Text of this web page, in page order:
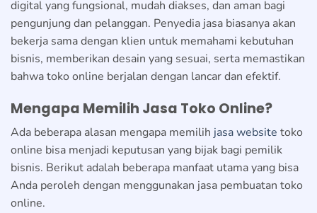
digital yang fungsional, mudah diakses, dan aman bagi
pengunjung dan pelanggan. Penyedia jasa biasanya akan
bekerja sama dengan klien untuk memahami kebutuhan
bisnis, memberikan desain yang sesuai, serta memastikan
bahwa toko online berjalan dengan lancar dan efektif.
Mengapa Memilih Jasa Toko Online?
Ada beberapa alasan mengapa memilih jasa website toko
online bisa menjadi keputusan yang bijak bagi pemilik
bisnis. Berikut adalah beberapa manfaat utama yang bisa
Anda peroleh dengan menggunakan jasa pembuatan toko
online.